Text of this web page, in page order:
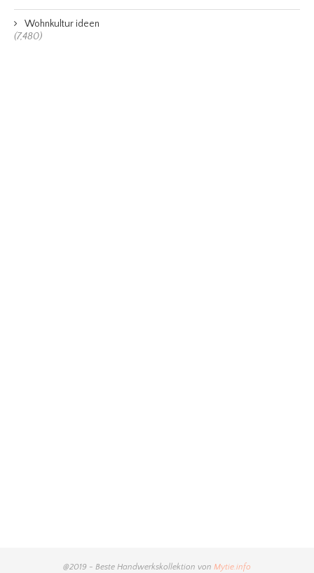
Wohnkultur ideen
(7,480)
@2019 - Beste Handwerkskollektion von Mytie.info